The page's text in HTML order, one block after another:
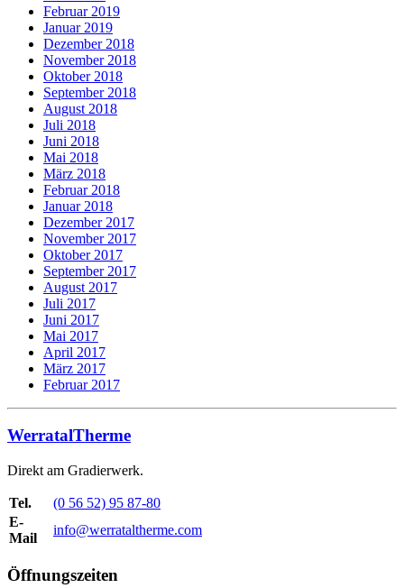
Februar 2019
Januar 2019
Dezember 2018
November 2018
Oktober 2018
September 2018
August 2018
Juli 2018
Juni 2018
Mai 2018
März 2018
Februar 2018
Januar 2018
Dezember 2017
November 2017
Oktober 2017
September 2017
August 2017
Juli 2017
Juni 2017
Mai 2017
April 2017
März 2017
Februar 2017
WerratalTherme
Direkt am Gradierwerk.
Tel.
(0 56 52) 95 87-80
E-
Mail
info@werrataltherme.com
Öffnungszeiten